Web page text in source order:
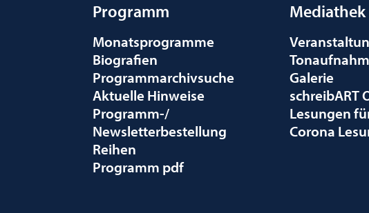
Programm
Monatsprogramme
Biografien
Programmarchivsuche
Aktuelle Hinweise
Programm-/
Newsletterbestellung
Reihen
Programm pdf
Mediathek
Galerie
schreibART
Lesungen
Corona